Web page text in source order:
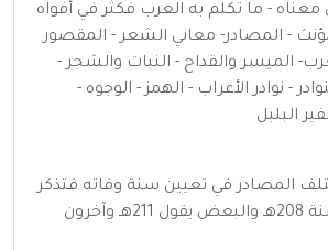
- ما تكلم به العرب فكثر في أفواه
- المصادر- معاني الشعر - المقصور
الميسر والقداح - النبات والشجر -
- نوادر الأعراب - الهمز - الوجوه -
البلبل
المصادر في تعيين سنة وفاته فتذكر
بعضها انه توفي سنة 208هـ والبعض يقول 211هـ وآخرون